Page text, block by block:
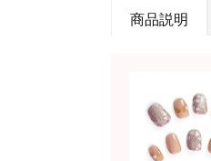
商品説明